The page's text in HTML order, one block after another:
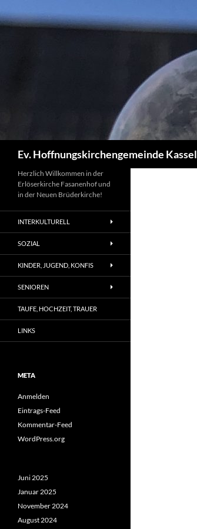
Inhalt
Ev. Hoffnungskirchengemeinde Kassel
Herzlich Willkommen in der
Erlöserkirche Fasanenhof und
in der Neuen Brüderkirche!
INTERKULTURELL
SOZIAL
KINDER, JUGEND, KONFIS
SENIOREN
TAUFE, HOCHZEIT, TRAUER
LINKS
META
Anmelden
Eintrags-Feed
Kommentar-Feed
WordPress.org
Juni 2025
Januar 2025
November 2024
August 2024